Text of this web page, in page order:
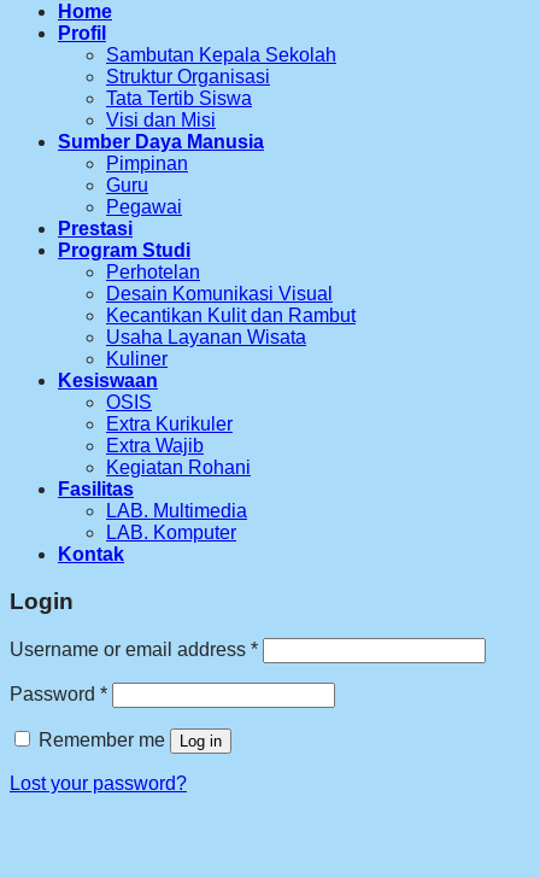
Home
Profil
Sambutan Kepala Sekolah
Struktur Organisasi
Tata Tertib Siswa
Visi dan Misi
Sumber Daya Manusia
Pimpinan
Guru
Pegawai
Prestasi
Program Studi
Perhotelan
Desain Komunikasi Visual
Kecantikan Kulit dan Rambut
Usaha Layanan Wisata
Kuliner
Kesiswaan
OSIS
Extra Kurikuler
Extra Wajib
Kegiatan Rohani
Fasilitas
LAB. Multimedia
LAB. Komputer
Kontak
Login
Username or email address *Required
Password *Required
Remember me Log in
Lost your password?